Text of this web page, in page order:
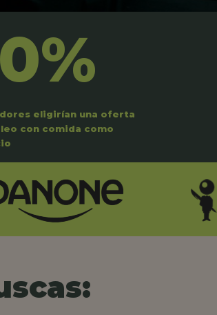
eligirían una oferta
con comida como